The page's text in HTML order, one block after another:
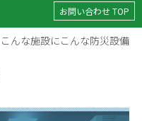
お問い合わせ TOP
こんな施設にこんな防災設備